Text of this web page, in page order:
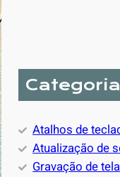
Atalhos de
Atualização de
Gravação de tela